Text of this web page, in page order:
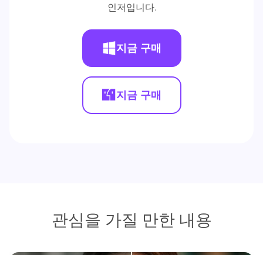
인저입니다.
지금 구매
지금 구매
관심을 가질 만한 내용